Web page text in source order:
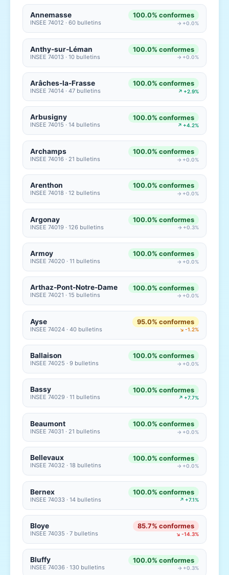
Annemasse
INSEE 74012 · 60 bulletins
100.0% conformes
→ +0.0%
Anthy-sur-Léman
INSEE 74013 · 10 bulletins
100.0% conformes
→ +0.0%
Arâches-la-Frasse
INSEE 74014 · 47 bulletins
100.0% conformes
↗ +2.9%
Arbusigny
INSEE 74015 · 14 bulletins
100.0% conformes
↗ +4.2%
Archamps
INSEE 74016 · 21 bulletins
100.0% conformes
→ +0.0%
Arenthon
INSEE 74018 · 12 bulletins
100.0% conformes
→ +0.0%
Argonay
INSEE 74019 · 126 bulletins
100.0% conformes
→ +0.3%
Armoy
INSEE 74020 · 11 bulletins
100.0% conformes
→ +0.0%
Arthaz-Pont-Notre-Dame
INSEE 74021 · 15 bulletins
100.0% conformes
→ +0.0%
Ayse
INSEE 74024 · 40 bulletins
95.0% conformes
↘ -1.2%
Ballaison
INSEE 74025 · 9 bulletins
100.0% conformes
→ +0.0%
Bassy
INSEE 74029 · 11 bulletins
100.0% conformes
↗ +7.7%
Beaumont
INSEE 74031 · 21 bulletins
100.0% conformes
→ +0.0%
Bellevaux
INSEE 74032 · 18 bulletins
100.0% conformes
→ +0.0%
Bernex
INSEE 74033 · 14 bulletins
100.0% conformes
↗ +7.1%
Bloye
INSEE 74035 · 7 bulletins
85.7% conformes
↘ -14.3%
Bluffy
INSEE 74036 · 130 bulletins
100.0% conformes
→ +0.3%